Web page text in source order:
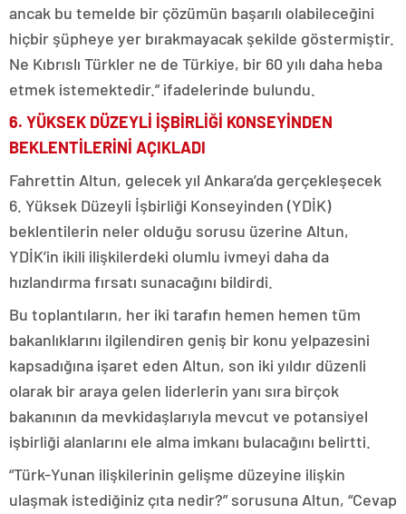
ancak bu temelde bir çözümün başarılı olabileceğini
hiçbir şüpheye yer bırakmayacak şekilde göstermiştir.
Ne Kıbrıslı Türkler ne de Türkiye, bir 60 yılı daha heba
etmek istemektedir.” ifadelerinde bulundu.
6. YÜKSEK DÜZEYLİ İŞBİRLİĞİ KONSEYİNDEN
BEKLENTİLERİNİ AÇIKLADI
Fahrettin Altun, gelecek yıl Ankara’da gerçekleşecek
6. Yüksek Düzeyli İşbirliği Konseyinden (YDİK)
beklentilerin neler olduğu sorusu üzerine Altun,
YDİK’in ikili ilişkilerdeki olumlu ivmeyi daha da
hızlandırma fırsatı sunacağını bildirdi.
Bu toplantıların, her iki tarafın hemen hemen tüm
bakanlıklarını ilgilendiren geniş bir konu yelpazesini
kapsadığına işaret eden Altun, son iki yıldır düzenli
olarak bir araya gelen liderlerin yanı sıra birçok
bakanının da mevkidaşlarıyla mevcut ve potansiyel
işbirliği alanlarını ele alma imkanı bulacağını belirtti.
“Türk-Yunan ilişkilerinin gelişme düzeyine ilişkin
ulaşmak istediğiniz çıta nedir?” sorusuna Altun, “Cevap